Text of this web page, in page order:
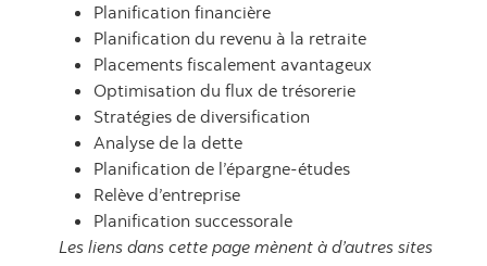
Planification financière
Planification du revenu à la retraite
Placements fiscalement avantageux
Optimisation du flux de trésorerie
Stratégies de diversification
Analyse de la dette
Planification de l’épargne-études
Relève d’entreprise
Planification successorale
Les liens dans cette page mènent à d’autres sites